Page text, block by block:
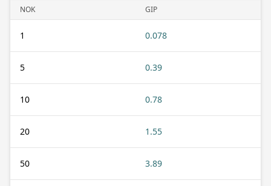
NOK GIP
1 0.078
5 0.39
10 0.78
20 1.55
50 3.89